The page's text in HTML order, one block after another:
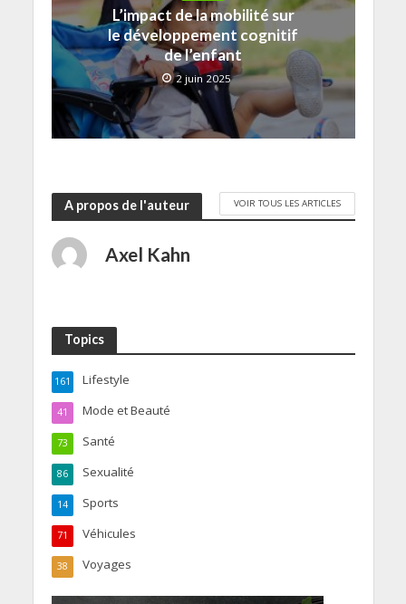
L’impact de la mobilité sur
le développement cognitif
de l’enfant
2 juin 2025
A propos de l'auteur VOIR TOUS LES ARTICLES
Axel Kahn
Topics
Lifestyle
161
Mode et Beauté
41
Santé
73
Sexualité
86
Sports
14
Véhicules
71
Voyages
38